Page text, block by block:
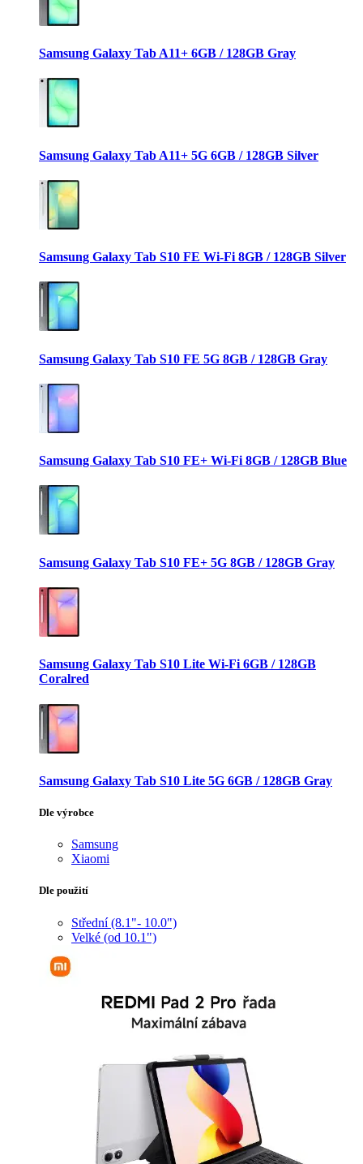
Samsung Galaxy Tab A11+ 6GB / 128GB Gray
Samsung Galaxy Tab A11+ 5G 6GB / 128GB Silver
Samsung Galaxy Tab S10 FE Wi-Fi 8GB / 128GB Silver
Samsung Galaxy Tab S10 FE 5G 8GB / 128GB Gray
Samsung Galaxy Tab S10 FE+ Wi-Fi 8GB / 128GB Blue
Samsung Galaxy Tab S10 FE+ 5G 8GB / 128GB Gray
Samsung Galaxy Tab S10 Lite Wi-Fi 6GB / 128GB
Coralred
Samsung Galaxy Tab S10 Lite 5G 6GB / 128GB Gray
Dle výrobce
Samsung
Xiaomi
Dle použití
Střední (8.1"- 10.0")
Velké (od 10.1")